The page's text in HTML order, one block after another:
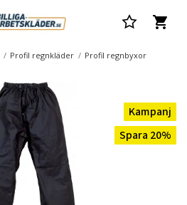
Profil regnkläder Profil regnbyxor
Kampanj
Spara 20%